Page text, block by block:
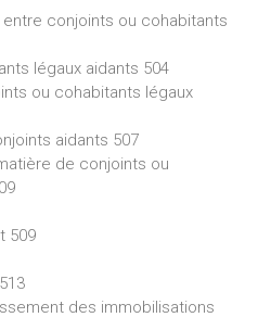
conjoints ou cohabitants
légaux aidants 504
ou cohabitants légaux
aidants 507
de conjoints ou
509
des immobilisations